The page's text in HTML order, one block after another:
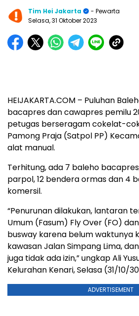
Tim Hei Jakarta
- Pewarta
Selasa, 31 Oktober 2023
HEIJAKARTA.COM – Puluhan
bacapres dan cawapres pemilu
petugas berseragam cokelat-
Pamong Praja (Satpol PP)
alat manual.
Terhitung, ada 7 baleho
parpol, 12 bendera ormas dan 4
komersil.
“Penurunan dilakukan, lantaran
Umum (Fasum) Fly Over (FO)
busway karena belum waktunya
kawasan Jalan Simpang Lima,
juga tidak ada izin,” ungkap Ali
Kelurahan Kenari, Selasa (31/10/
ADVERTISEMENT